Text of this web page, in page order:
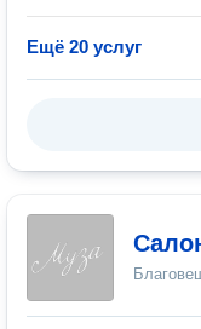
Ещё 20 услуг